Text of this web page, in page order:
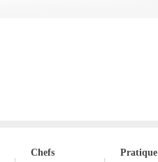
Chefs Pratique